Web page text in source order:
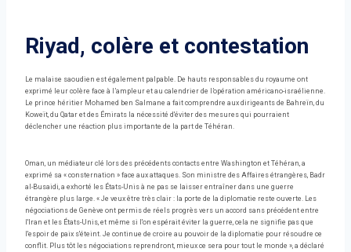
Riyad, colère et contestation
Le malaise saoudien est également palpable. De hauts responsables du royaume ont
exprimé leur colère face à l’ampleur et au calendrier de l’opération américano-israélienne.
Le prince héritier Mohamed ben Salmane a fait comprendre aux dirigeants de Bahreïn, du
Koweït, du Qatar et des Émirats la nécessité d'éviter des mesures qui pourraient
déclencher une réaction plus importante de la part de Téhéran.
Oman, un médiateur clé lors des précédents contacts entre Washington et Téhéran, a
exprimé sa « consternation » face aux attaques. Son ministre des Affaires étrangères, Badr
al-Busaidi, a exhorté les États-Unis à ne pas se laisser entraîner dans une guerre
étrangère plus large. « Je veux être très clair : la porte de la diplomatie reste ouverte. Les
négociations de Genève ont permis de réels progrès vers un accord sans précédent entre
l'Iran et les États-Unis, et même si l'on espérait éviter la guerre, cela ne signifie pas que
l'espoir de paix s'éteint. Je continue de croire au pouvoir de la diplomatie pour résoudre ce
conflit. Plus tôt les négociations reprendront, mieux ce sera pour tout le monde », a déclaré